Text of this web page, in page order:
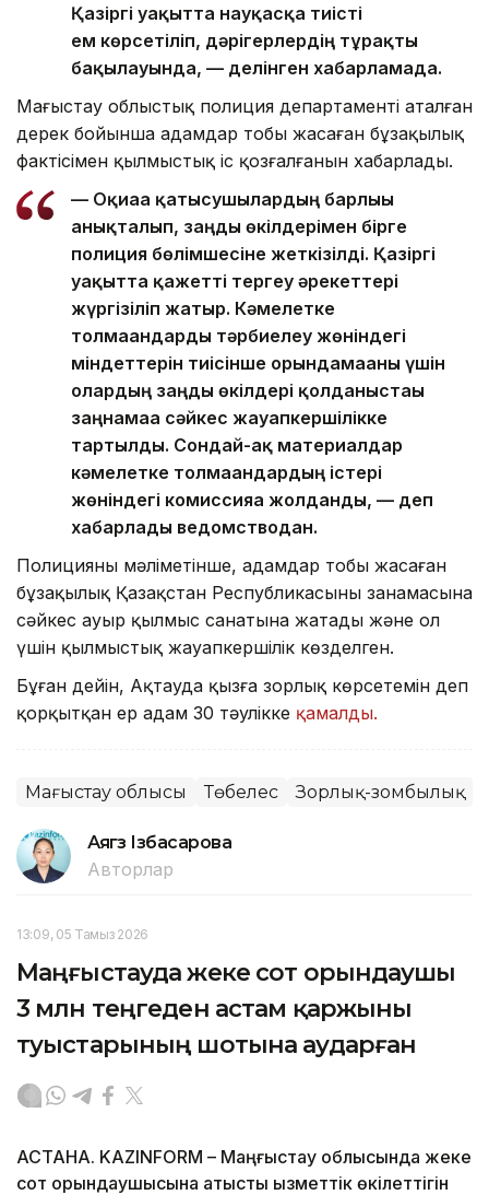
Қазіргі уақытта науқасқа тиісті
ем көрсетіліп, дәрігерлердің тұрақты
бақылауында, — делінген хабарламада.
Маңғыстау облыстық полиция департаменті аталған
дерек бойынша адамдар тобы жасаған бұзақылық
фактісімен қылмыстық іс қозғалғанын хабарлады.
— Оқиғаға қатысушылардың барлығы
анықталып, заңды өкілдерімен бірге
полиция бөлімшесіне жеткізілді. Қазіргі
уақытта қажетті тергеу әрекеттері
жүргізіліп жатыр. Кәмелетке
толмағандарды тәрбиелеу жөніндегі
міндеттерін тиісінше орындамағаны үшін
олардың заңды өкілдері қолданыстағы
заңнамаға сәйкес жауапкершілікке
тартылды. Сондай-ақ материалдар
кәмелетке толмағандардың істері
жөніндегі комиссияға жолданды, — деп
хабарлады ведомстводан.
Полицияның мәліметінше, адамдар тобы жасаған
бұзақылық Қазақстан Республикасының заңнамасына
сәйкес ауыр қылмыс санатына жатады және ол
үшін қылмыстық жауапкершілік көзделген.
Бұған дейін, Ақтауда қызға зорлық көрсетемін деп
қорқытқан ер адам 30 тәулікке қамалды.
Маңғыстау облысы Төбелес Зорлық-зомбылық
Аягөз Ізбасарова
Авторлар
13:09, 05 Тамыз 2026
Маңғыстауда жеке сот орындаушы
3 млн теңгеден астам қаржыны
туыстарының шотына аударған
АСТАНА. KAZINFORM – Маңғыстау облысында жеке
сот орындаушысына қатысты қызметтік өкілеттігін